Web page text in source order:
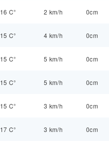
16 C° 2 km/h 0cm
15 C° 4 km/h 0cm
15 C° 5 km/h 0cm
15 C° 5 km/h 0cm
15 C° 3 km/h 0cm
17 C° 3 km/h 0cm